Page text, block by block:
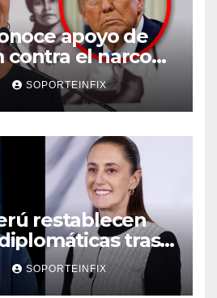
apoyo de
contra el narco
que persisten
SOPORTEINFIX
restablecen
tras
deSOPORTEINFIX